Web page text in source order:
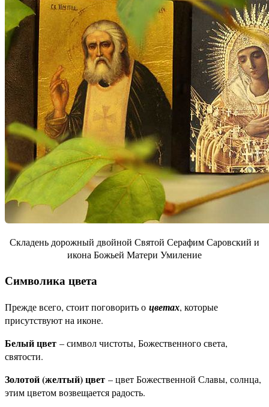
Складень дорожный двойной Святой Серафим Саровский и
икона Божьей Матери Умиление
Символика цвета
Прежде всего, стоит поговорить о цветах, которые
присутствуют на иконе.
Белый цвет – символ чистоты, Божественного света,
святости.
Золотой (желтый) цвет – цвет Божественной Славы, солнца,
этим цветом возвещается радость.